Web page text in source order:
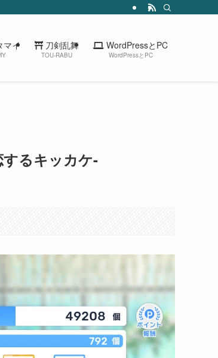
マイ 刀剣乱舞
TOU-RABU
WordPressとPC
WordPressとPC
るキッカケ-